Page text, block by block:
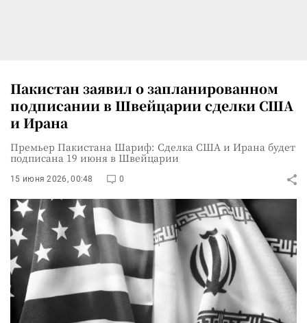
Пакистан заявил о запланированном
подписании в Швейцарии сделки США
и Ирана
Премьер Пакистана Шариф: Сделка США и Ирана будет
подписана 19 июня в Швейцарии
15 июня 2026, 00:48 0